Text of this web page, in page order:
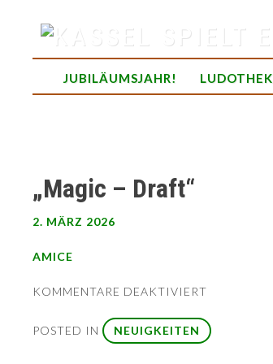
content
spielend Freu(n)de finden
JUBILÄUMSJAHR! LUDOTHEK
„Magic – Draft“
2. MÄRZ 2026
AMICE
KOMMENTARE DEAKTIVIERT
–
DRAFT“
POSTED IN NEUIGKEITEN